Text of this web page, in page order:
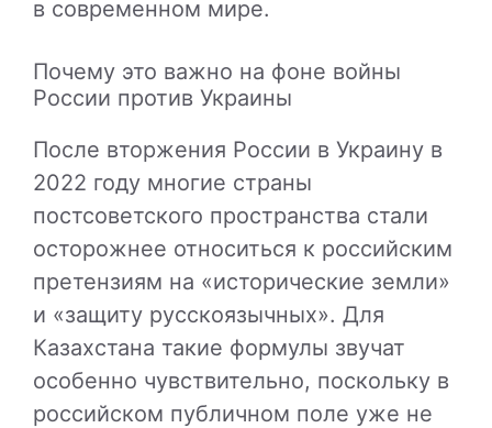
в современном мире.
Почему это важно на фоне войны
России против Украины
После вторжения России в Украину в
2022 году многие страны
постсоветского пространства стали
осторожнее относиться к российским
претензиям на «исторические земли»
и «защиту русскоязычных». Для
Казахстана такие формулы звучат
особенно чувствительно, поскольку в
российском публичном поле уже не